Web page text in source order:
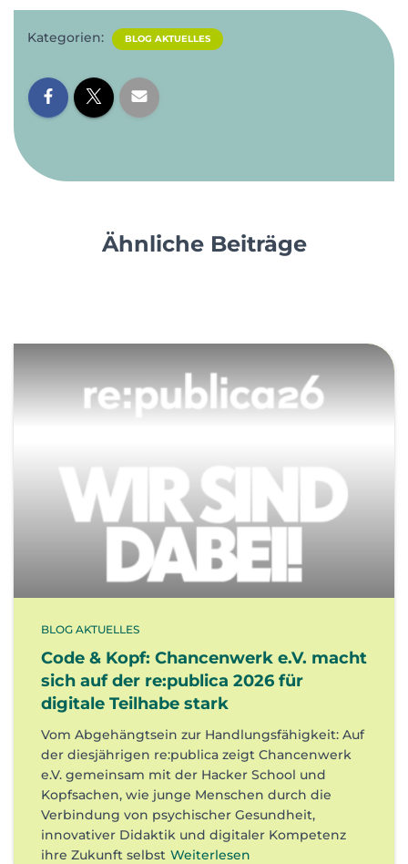
Kategorien: BLOG AKTUELLES
Ähnliche Beiträge
BLOG AKTUELLES
Code & Kopf: Chancenwerk e.V. macht
sich auf der re:publica 2026 für
digitale Teilhabe stark
Vom Abgehängtsein zur Handlungsfähigkeit: Auf
der diesjährigen re:publica zeigt Chancenwerk
e.V. gemeinsam mit der Hacker School und
Kopfsachen, wie junge Menschen durch die
Verbindung von psychischer Gesundheit,
innovativer Didaktik und digitaler Kompetenz
ihre Zukunft selbst Weiterlesen